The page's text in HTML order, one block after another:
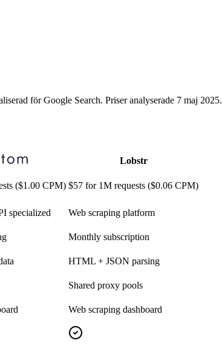
för Google Search. Priser analyserade 7 maj 2025.
Lobstr
($1.00 CPM) $57 for 1M requests ($0.06 CPM)
specialized
Web scraping platform
Monthly subscription
HTML + JSON parsing
Shared proxy pools
Web scraping dashboard